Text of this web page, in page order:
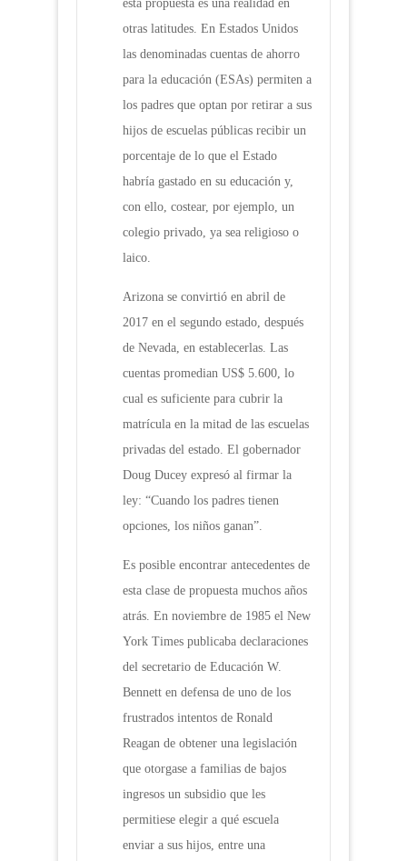
esta propuesta es una realidad en
otras latitudes. En Estados Unidos
las denominadas cuentas de ahorro
para la educación (ESAs) permiten a
los padres que optan por retirar a sus
hijos de escuelas públicas recibir un
porcentaje de lo que el Estado
habría gastado en su educación y,
con ello, costear, por ejemplo, un
colegio privado, ya sea religioso o
laico.
Arizona se convirtió en abril de
2017 en el segundo estado, después
de Nevada, en establecerlas. Las
cuentas promedian US$ 5.600, lo
cual es suficiente para cubrir la
matrícula en la mitad de las escuelas
privadas del estado. El gobernador
Doug Ducey expresó al firmar la
ley: “Cuando los padres tienen
opciones, los niños ganan”.
Es posible encontrar antecedentes de
esta clase de propuesta muchos años
atrás. En noviembre de 1985 el New
York Times publicaba declaraciones
del secretario de Educación W.
Bennett en defensa de uno de los
frustrados intentos de Ronald
Reagan de obtener una legislación
que otorgase a familias de bajos
ingresos un subsidio que les
permitiese elegir a qué escuela
enviar a sus hijos, entre una